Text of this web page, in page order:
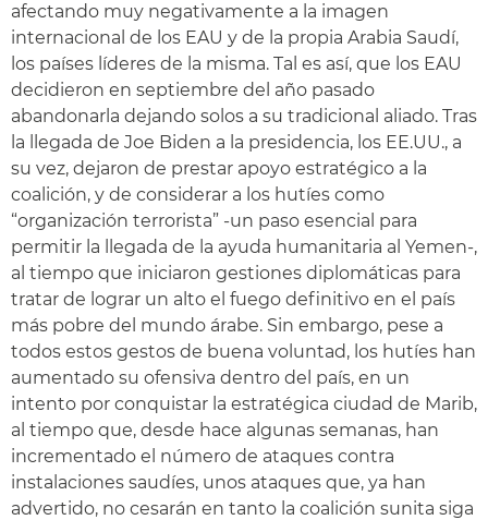
afectando muy negativamente a la imagen
internacional de los EAU y de la propia Arabia Saudí,
los países líderes de la misma. Tal es así, que los EAU
decidieron en septiembre del año pasado
abandonarla dejando solos a su tradicional aliado. Tras
la llegada de Joe Biden a la presidencia, los EE.UU., a
su vez, dejaron de prestar apoyo estratégico a la
coalición, y de considerar a los hutíes como
“organización terrorista” -un paso esencial para
permitir la llegada de la ayuda humanitaria al Yemen-,
al tiempo que iniciaron gestiones diplomáticas para
tratar de lograr un alto el fuego definitivo en el país
más pobre del mundo árabe. Sin embargo, pese a
todos estos gestos de buena voluntad, los hutíes han
aumentado su ofensiva dentro del país, en un
intento por conquistar la estratégica ciudad de Marib,
al tiempo que, desde hace algunas semanas, han
incrementado el número de ataques contra
instalaciones saudíes, unos ataques que, ya han
advertido, no cesarán en tanto la coalición sunita siga